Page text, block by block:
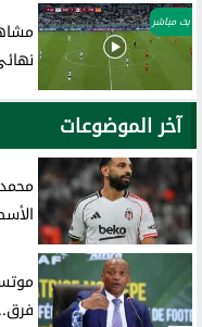
بث مباشر
آخر الموضوعات